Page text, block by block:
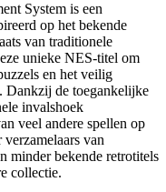
System is een
op het bekende
van traditionele
unieke NES-titel om
en het veilig
Dankzij de toegankelijke
invalshoek
veel andere spellen op
van
minder bekende retrotitels
collectie.